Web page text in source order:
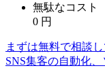
無駄なコスト
0 円
まずは無料で相談
SNS集客の自動化